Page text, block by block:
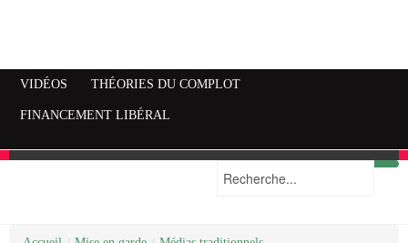
VIDÉOS THÉORIES DU COMPLOT
FINANCEMENT LIBÉRAL